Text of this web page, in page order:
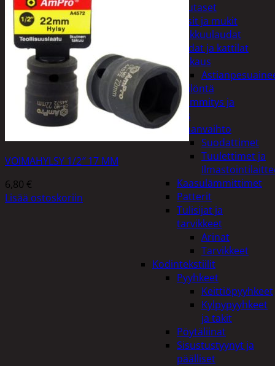
Lautaset
Lasit ja mukit
Leikkuulaudat
Padat ja kattilat
Tiskaus
Säilöntä
Kodin lämmitys ja
tuuletus
Ilmanvaihto
Suodattimet
Tuulettimet ja
Kaasulämmittimet
Patterit
Tulisijat ja
tarvikkeet
Arinat
Tarvikkeet
Kodintekstiilit
Pyyhkeet
Keittiöpyyhkeet
Kylpypyyhkeet
ja takit
Pöytäliinat
Sisustustyynyt ja
päälliset
VOIMAHYLSY 1/2″ 17 MM
6,80 €
Lisää ostoskoriin